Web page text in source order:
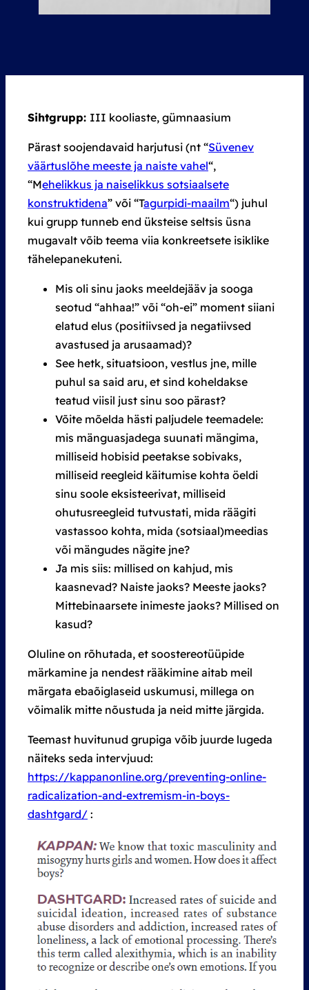
Sihtgrupp: III kooliaste, gümnaasium
Pärast soojendavaid harjutusi (nt “Süvenev
väärtuslõhe meeste ja naiste vahel“,
“Mehelikkus ja naiselikkus sotsiaalsete
konstruktidena” või “Tagurpidi-maailm“) juhul
kui grupp tunneb end üksteise seltsis üsna
mugavalt võib teema viia konkreetsete isiklike
tähelepanekuteni.
Mis oli sinu jaoks meeldejääv ja sooga
seotud “ahhaa!” või “oh-ei” moment siiani
elatud elus (positiivsed ja negatiivsed
avastused ja arusaamad)?
See hetk, situatsioon, vestlus jne, mille
puhul sa said aru, et sind koheldakse
teatud viisil just sinu soo pärast?
Võite mõelda hästi paljudele teemadele:
mis mänguasjadega suunati mängima,
milliseid hobisid peetakse sobivaks,
milliseid reegleid käitumise kohta öeldi
sinu soole eksisteerivat, milliseid
ohutusreegleid tutvustati, mida räägiti
vastassoo kohta, mida (sotsiaal)meedias
või mängudes nägite jne?
Ja mis siis: millised on kahjud, mis
kaasnevad? Naiste jaoks? Meeste jaoks?
Mittebinaarsete inimeste jaoks? Millised on
kasud?
Oluline on rõhutada, et soostereotüüpide
märkamine ja nendest rääkimine aitab meil
märgata ebaõiglaseid uskumusi, millega on
võimalik mitte nõustuda ja neid mitte järgida.
Teemast huvitunud grupiga võib juurde lugeda
näiteks seda intervjuud:
https://kappanonline.org/preventing-online-
radicalization-and-extremism-in-boys-
dashtgard/ :